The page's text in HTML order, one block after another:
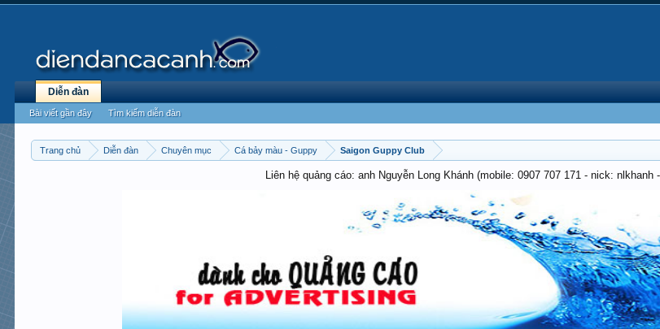
Trang chủ Diễn đàn Chuyên mục Cá bảy màu - Guppy Saigon Guppy Club
Liên hệ quảng cáo: anh Nguyễn Long Khánh (mobile: 0907 707 171 - nick:
Diễn đàn
Bài viết gần đây Tìm kiếm diễn đàn